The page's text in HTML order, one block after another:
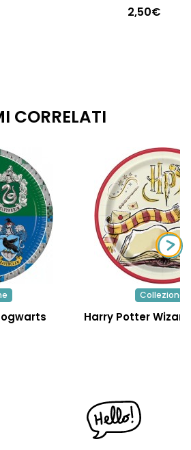
2,50€
CORRELATI
Collezione
Harry Potter